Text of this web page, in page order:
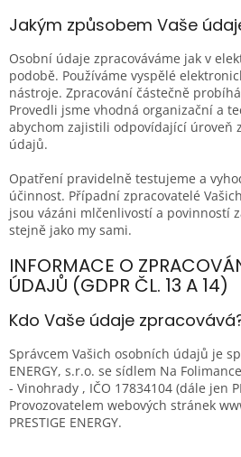
Jakým způsobem Vaše
Osobní údaje zpracováváme jak v
podobě. Používáme vyspělé
nástroje. Zpracování částečně
Provedli jsme vhodná organizační a
abychom zajistili odpovídající úroveň
údajů.
Opatření pravidelně testujeme a
účinnost. Případní zpracovatelé
jsou vázáni mlčenlivostí a povinností
stejně jako my sami.
INFORMACE O
ÚDAJŮ (GDPR ČL. 13 A 14)
Kdo Vaše údaje
Správcem Vašich osobních údajů je
ENERGY, s.r.o. se sídlem Na
- Vinohrady , IČO 17834104 (dále jen
Provozovatelem webových stránek
PRESTIGE ENERGY.